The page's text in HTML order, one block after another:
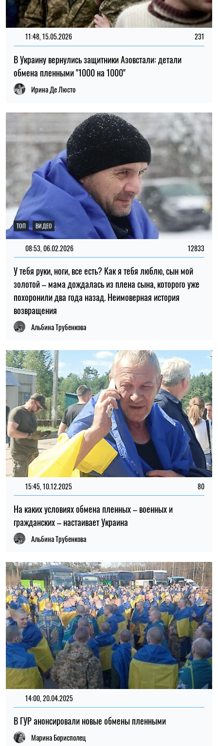
ТОП
08:53, 06.02.2026
золотой – мама дождалась из плена сына, которого уже
похоронили два года назад. Неимоверная история
возвращения
Альбина Трубенкова
15:45, 10.12.2025
гражданских – настаивает Украина
Альбина Трубенкова
14:00, 20.04.2025
Марина Борисполец
ПОПУЛЯРНЫЕ НОВОСТИ